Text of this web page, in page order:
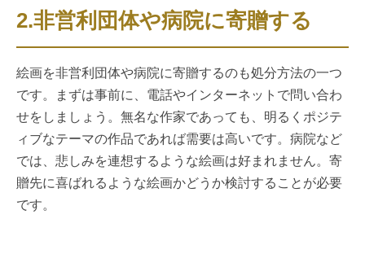
2.非営利団体や病院に寄贈する
絵画を非営利団体や病院に寄贈するのも処分方法の一つ
です。まずは事前に、電話やインターネットで問い合わ
せをしましょう。無名な作家であっても、明るくポジテ
ィブなテーマの作品であれば需要は高いです。病院など
では、悲しみを連想するような絵画は好まれません。寄
贈先に喜ばれるような絵画かどうか検討することが必要
です。